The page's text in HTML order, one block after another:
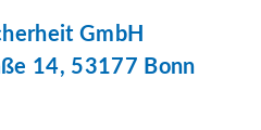
GmbH
14, 53177 Bonn